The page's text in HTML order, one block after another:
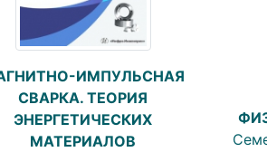
ИМПУЛЬСНАЯ
СВАРКА. ТЕОРИЯ
ЭНЕРГЕТИЧЕСКИХ
МАТЕРИАЛОВ